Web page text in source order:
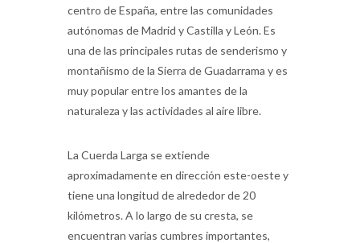
centro de España, entre las comunidades
autónomas de Madrid y Castilla y León. Es
una de las principales rutas de senderismo y
montañismo de la Sierra de Guadarrama y es
muy popular entre los amantes de la
naturaleza y las actividades al aire libre.
La Cuerda Larga se extiende
aproximadamente en dirección este-oeste y
tiene una longitud de alrededor de 20
kilómetros. A lo largo de su cresta, se
encuentran varias cumbres importantes,